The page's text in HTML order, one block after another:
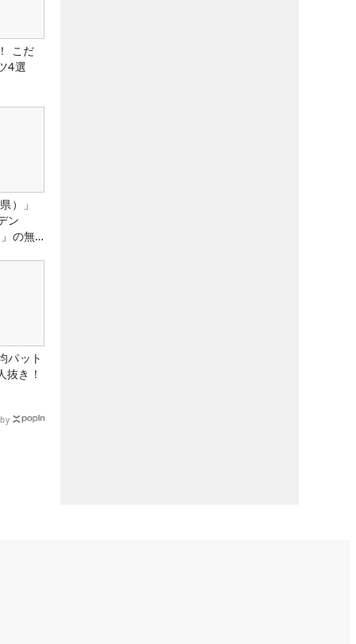
こだ
4選
）」
ン
の無
パット
抜き！